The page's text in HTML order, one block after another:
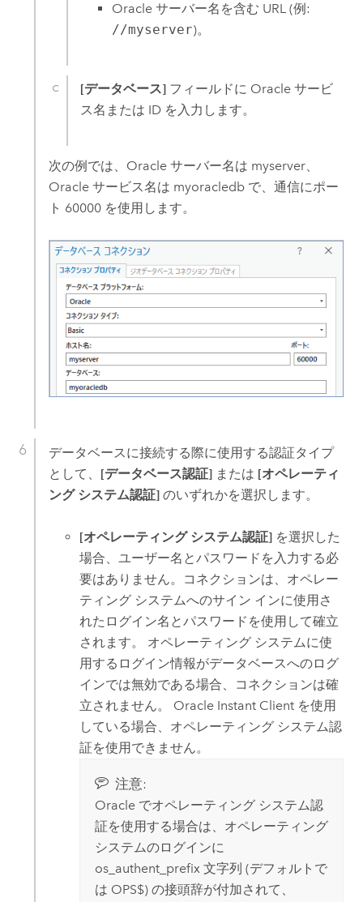
Oracle サーバー名を含む URL (例:
//myserver)。
[データベース] フィールドに Oracle サービ
ス名または ID を入力します。
次の例では、 Oracleサーバー名は myserver、
Oracleサービス名は myoracledb で、通信にポー
ト 60000 を使用します。
データベースに接続する際に使用する認証タイプ
として、 [データベース認証]または [オペレーティ
ング システム認証]のいずれかを選択します。
[オペレーティング システム認証] を選択した
場合、ユーザー名とパスワードを入力する必
要はありません。コネクションは、オペレー
ティング システムへのサイン インに使用さ
れたログイン名とパスワードを使用して確立
されます。 オペレーティング システムに使
用するログイン情報がデータベースへのログ
インでは無効である場合、コネクションは確
立されません。 Oracle Instant Client を使用
している場合、オペレーティング システム認
証を使用できません。
注意:
Oracleでオペレーティング システム認
証を使用する場合は、オペレーティング
システムのログインに
os_authent_prefix 文字列 (デフォルトで
は OPS$) の接頭辞が付加されて、